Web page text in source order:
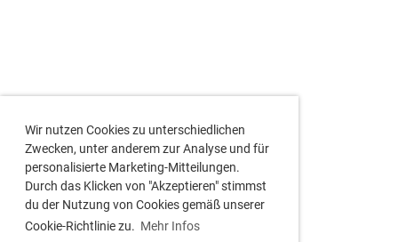
Wir nutzen Cookies zu unterschiedlichen
Zwecken, unter anderem zur Analyse und für
personalisierte Marketing-Mitteilungen.
Durch das Klicken von "Akzeptieren" stimmst
du der Nutzung von Cookies gemäß unserer
Cookie-Richtlinie zu. Mehr Infos